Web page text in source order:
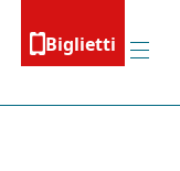
Biglietti
Menu